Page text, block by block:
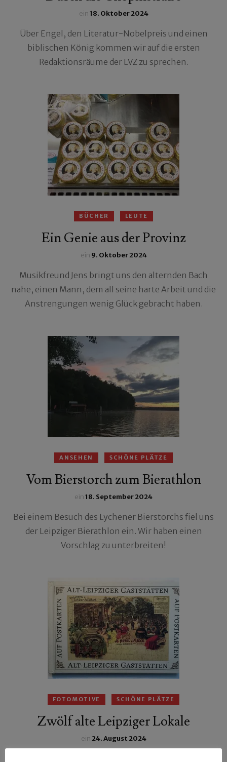
ein18. Oktober 2024
Über Engel, den Literatur-Nobelpreis und einen
biblischen König kommen wir auf die ersten
Redaktionsräume der LVZ zu sprechen.
BÜCHER LEUTE
Ein Genie aus der Provinz
ein 9. Oktober 2024
Musikfreund Jens bringt uns den alternden Bach
nahe, einen Mann, dem all seine harte Arbeit und die
Anstrengungen wenig Glück gebracht haben.
ANSEHEN SCHÖNE PLÄTZE
Vom Bierstorch zum Bierathlon
ein18. September 2024
Bei einem Besuch des Lychener Bierstorchs fiel uns
der Leipziger Bierathlon ein. Wir haben einen
Vorschlag zu unterbreiten!
FOTOMOTIVE SCHÖNE PLÄTZE
Zwölf alte Leipziger Lokale
ein24. August 2024